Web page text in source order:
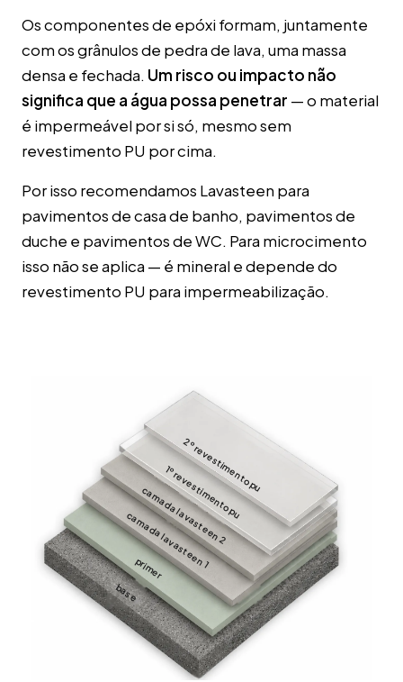
Os componentes de epóxi formam, juntamente
com os grânulos de pedra de lava, uma massa
densa e fechada. Um risco ou impacto não
significa que a água possa penetrar — o material
é impermeável por si só, mesmo sem
revestimento PU por cima.
Por isso recomendamos Lavasteen para
pavimentos de casa de banho, pavimentos de
duche e pavimentos de WC. Para microcimento
isso não se aplica — é mineral e depende do
revestimento PU para impermeabilização.
2º revestimento pu
1º revestimento pu
camada lavasteen 2
camada lavasteen 1
primer
base